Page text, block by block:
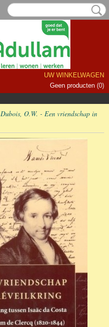
UW WINKELWAGEN
Geen producten (0)
Dubois, O.W. - Een vriendschap in